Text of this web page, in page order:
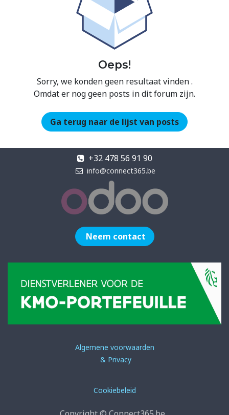
Oeps!
Sorry, we konden geen resultaat vinden.
Omdat er nog geen posts in dit forum zijn.
Ga terug naar de lijst van posts
+32 478 56 91 90
info@connect365.be
Neem contact
Algemene voorwaarden
& Privacy
Cookiebeleid